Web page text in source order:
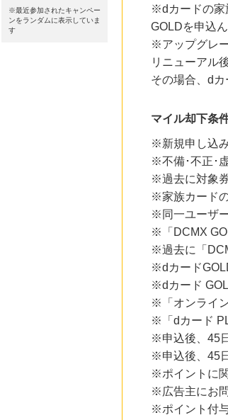
Qoo10
3.0%mile
にお申し込みがありました
※最近参加されたキャンペー
ンをランダムに表示していま
す
※dカードの家
GOLDを申込
※アップグレ
リニューアル
その場合、d
マイル却下条
※新規申し込
※不備･不正･
※過去に対象
※家族カード
※同一ユーザ
※「DCMX
※過去に「
※dカード
※dカード
※「オンライ
※「dカード
※申込後、45
※申込後、45
※ポイントに
※広告主にお
※ポイント付